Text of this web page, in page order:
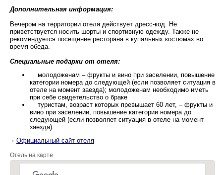
Дополнительная информация:
Вечером на территории отеля действует дресс-код. Не
приветствуется носить шорты и спортивную одежду. Также не
рекомендуется посещение ресторана в купальных костюмах во
время обеда.
Специальные подарки от отеля:
молодоженам – фрукты и вино при заселении, повышение
категории номера до следующей (если позволяет ситуация в
отеле на момент заезда); молодоженам необходимо иметь
при себе свидетельство о браке
туристам, возраст которых превышает 60 лет, – фрукты и
вино при заселении, повышение категории номера до
следующей (если позволяет ситуация в отеле на момент
заезда)
Официальный сайт отеля
Отель на карте